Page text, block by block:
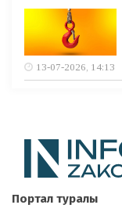
13-07-2026, 14:13
Портал туралы